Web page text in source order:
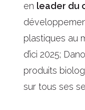
en leader du
plastiques au
d’ici 2025;
produits
sur tous ses